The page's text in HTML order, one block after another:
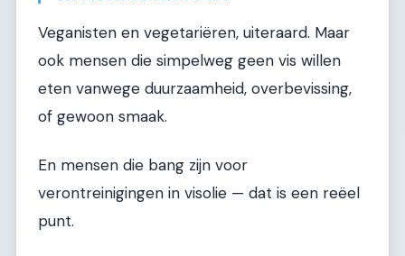
Veganisten en vegetariëren, uiteraard. Maar
ook mensen die simpelweg geen vis willen
eten vanwege duurzaamheid, overbevissing,
of gewoon smaak.
En mensen die bang zijn voor
verontreinigingen in visolie — dat is een reëel
punt.